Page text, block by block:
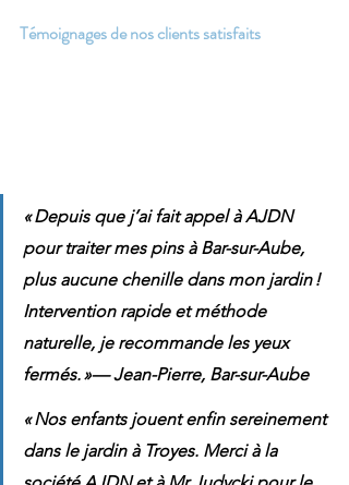
Témoignages de nos clients satisfaits
« Depuis que j’ai fait appel à AJDN
pour traiter mes pins à Bar-sur-Aube,
plus aucune chenille dans mon jardin !
Intervention rapide et méthode
naturelle, je recommande les yeux
fermés. »— Jean-Pierre, Bar-sur-Aube
« Nos enfants jouent enfin sereinement
dans le jardin à Troyes. Merci à la